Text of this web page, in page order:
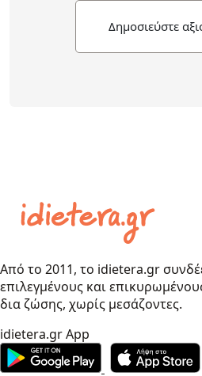
Δημοσιεύστε
Από το 2011, το idietera.gr
επιλεγμένους και
δια ζώσης, χωρίς μεσάζοντες.
idietera.gr App